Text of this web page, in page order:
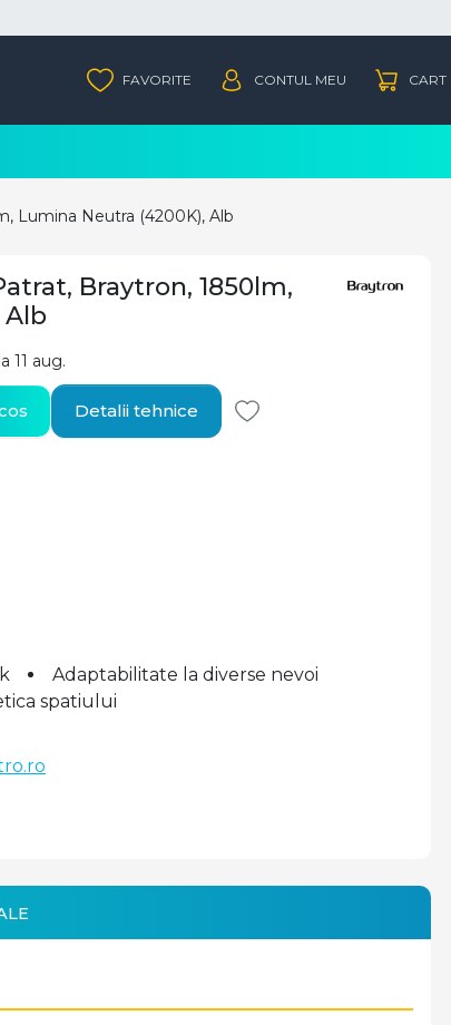
Lumina Neutra (4200K), Alb
Braytron, 1850lm,
Alb
11 aug.
Detalii tehnice
Adaptabilitate la diverse nevoi
spatiului